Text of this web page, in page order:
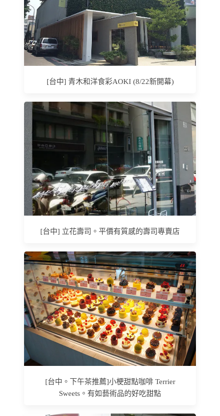
[台中] 青木和洋食彩AOKI (8/22新開幕)
[台中] 立花壽司。平價有質感的壽司專賣店
[台中。下午茶推薦]小梗甜點咖啡 Terrier
Sweets。有如藝術品的好吃甜點